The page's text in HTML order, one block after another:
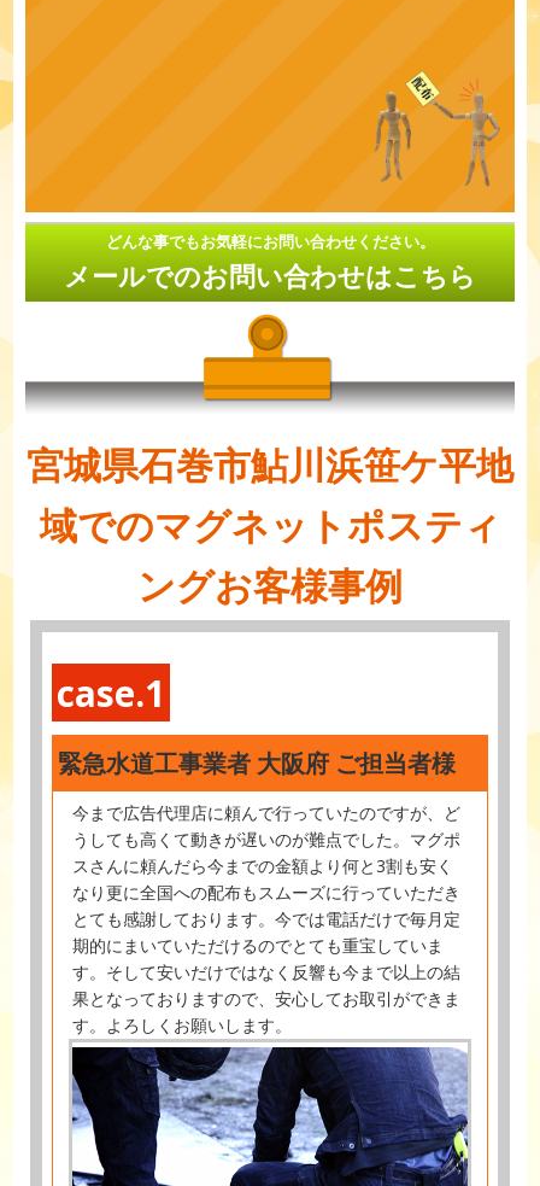
どんな事でもお気軽にお問い合わせください。
メールでのお問い合わせはこちら
宮城県石巻市鮎川浜笹ケ平地
域でのマグネットポスティ
ングお客様事例
case.1
緊急水道工事業者 大阪府 ご担当者様
今まで広告代理店に頼んで行っていたのですが、ど
うしても高くて動きが遅いのが難点でした。マグポ
スさんに頼んだら今までの金額より何と3割も安く
なり更に全国への配布もスムーズに行っていただき
とても感謝しております。今では電話だけで毎月定
期的にまいていただけるのでとても重宝していま
す。そして安いだけではなく反響も今まで以上の結
果となっておりますので、安心してお取引ができま
す。よろしくお願いします。